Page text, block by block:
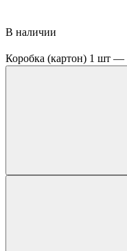
В наличии
Коробка (картон) 1 шт —